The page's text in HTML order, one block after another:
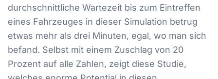
durchschnittliche Wartezeit bis zum Eintreffen
eines Fahrzeuges in dieser Simulation betrug
etwas mehr als drei Minuten, egal, wo man sich
befand. Selbst mit einem Zuschlag von 20
Prozent auf alle Zahlen, zeigt diese Studie,